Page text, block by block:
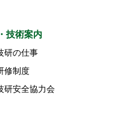
技術案内
研の仕事
修制度
研安全協力会